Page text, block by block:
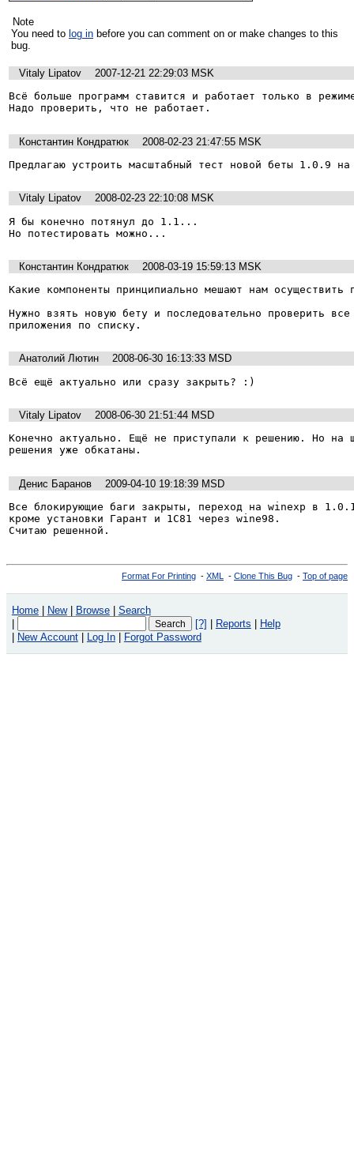
Note
You need to log in
bug.
Vitaly Lipatov
2007-12-21 22:29:03 MSK
Всё больше программ ставится и работает только в
Надо проверить, что не работает.
Константин Кондратюк
2008-02-23 21:47:55 MSK
Предлагаю устроить масштабный тест новой беты 1.0.9
Vitaly Lipatov
2008-02-23 22:10:08 MSK
Я бы конечно потянул до 1.1...
Но потестировать можно...
Константин Кондратюк
2008-03-19 15:59:13 MSK
Какие компоненты принципиально мешают нам осуществить
Нужно взять новую бету и последовательно проверить все
приложения по списку.
Анатолий Лютин
2008-06-30 16:13:33 MSD
Всё ещё актуально или сразу закрыть? :)
Vitaly Lipatov
2008-06-30 21:51:44 MSD
Конечно актуально. Ещё не приступали к решению. Но на
решения уже обкатаны.
Денис Баранов
2009-04-10 19:18:39 MSD
Все блокирующие баги закрыты, переход на winexp в
кроме установки Гарант и 1С81 через wine98.
Считаю решенной.
Format For Printing - XML - Clone This Bug - Top of page
Home New Browse
Search
[?] Reports
Help
New Account Log In Forgot Password